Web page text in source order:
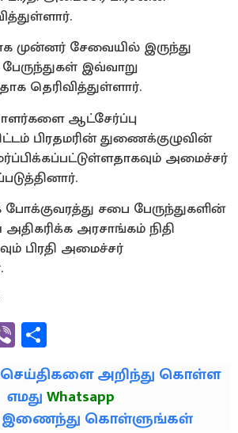
முன்னர் சேவையில் இருந்து
பேருந்துகள் இவ்வாறு
தெரிவித்துள்ளார்.
ஆட்சேர்ப்பு
பிரதமரின் துணைக்குழுவின்
அமைச்சர்
சபை பேருந்துகளின்
அரசாங்கம் நிதி
பிரதி அமைச்சர்
Viber
செய்திகளை அறிந்து கொள்ள
எமதுWhatsapp
இணைந்து கொள்ளுங்கள்